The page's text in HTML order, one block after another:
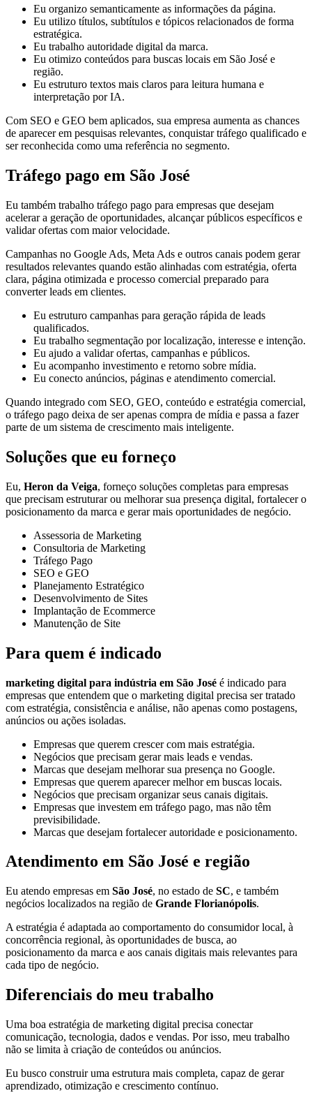
Eu organizo semanticamente as informações da página.
Eu utilizo títulos, subtítulos e tópicos relacionados de forma
estratégica.
Eu trabalho autoridade digital da marca.
Eu otimizo conteúdos para buscas locais em São José e
região.
Eu estruturo textos mais claros para leitura humana e
interpretação por IA.
Com SEO e GEO bem aplicados, sua empresa aumenta as chances
de aparecer em pesquisas relevantes, conquistar tráfego qualificado e
ser reconhecida como uma referência no segmento.
Tráfego pago em São José
Eu também trabalho tráfego pago para empresas que desejam
acelerar a geração de oportunidades, alcançar públicos específicos e
validar ofertas com maior velocidade.
Campanhas no Google Ads, Meta Ads e outros canais podem gerar
resultados relevantes quando estão alinhadas com estratégia, oferta
clara, página otimizada e processo comercial preparado para
converter leads em clientes.
Eu estruturo campanhas para geração rápida de leads
qualificados.
Eu trabalho segmentação por localização, interesse e intenção.
Eu ajudo a validar ofertas, campanhas e públicos.
Eu acompanho investimento e retorno sobre mídia.
Eu conecto anúncios, páginas e atendimento comercial.
Quando integrado com SEO, GEO, conteúdo e estratégia comercial,
o tráfego pago deixa de ser apenas compra de mídia e passa a fazer
parte de um sistema de crescimento mais inteligente.
Soluções que eu forneço
Eu, Heron da Veiga, forneço soluções completas para empresas
que precisam estruturar ou melhorar sua presença digital, fortalecer o
posicionamento da marca e gerar mais oportunidades de negócio.
Assessoria de Marketing
Consultoria de Marketing
Tráfego Pago
SEO e GEO
Planejamento Estratégico
Desenvolvimento de Sites
Implantação de Ecommerce
Manutenção de Site
Para quem é indicado
marketing digital para indústria em São José é indicado para
empresas que entendem que o marketing digital precisa ser tratado
com estratégia, consistência e análise, não apenas como postagens,
anúncios ou ações isoladas.
Empresas que querem crescer com mais estratégia.
Negócios que precisam gerar mais leads e vendas.
Marcas que desejam melhorar sua presença no Google.
Empresas que querem aparecer melhor em buscas locais.
Negócios que precisam organizar seus canais digitais.
Empresas que investem em tráfego pago, mas não têm
previsibilidade.
Marcas que desejam fortalecer autoridade e posicionamento.
Atendimento em São José e região
Eu atendo empresas em São José, no estado de SC, e também
negócios localizados na região de Grande Florianópolis.
A estratégia é adaptada ao comportamento do consumidor local, à
concorrência regional, às oportunidades de busca, ao
posicionamento da marca e aos canais digitais mais relevantes para
cada tipo de negócio.
Diferenciais do meu trabalho
Uma boa estratégia de marketing digital precisa conectar
comunicação, tecnologia, dados e vendas. Por isso, meu trabalho
não se limita à criação de conteúdos ou anúncios.
Eu busco construir uma estrutura mais completa, capaz de gerar
aprendizado, otimização e crescimento contínuo.